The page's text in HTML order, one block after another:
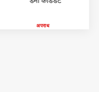
अपराध